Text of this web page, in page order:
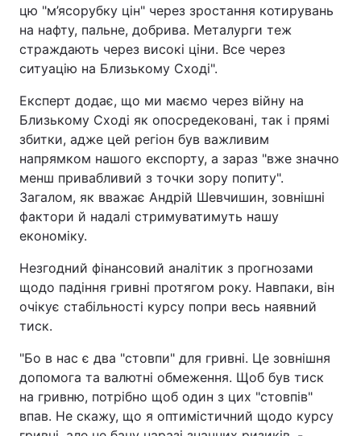
цю "м’ясорубку цін" через зростання котирувань
на нафту, пальне, добрива. Металурги теж
страждають через високі ціни. Все через
ситуацію на Близькому Сході".
Експерт додає, що ми маємо через війну на
Близькому Сході як опосредековані, так і прямі
збитки, адже цей регіон був важливим
напрямком нашого експорту, а зараз "вже значно
менш привабливий з точки зору попиту".
Загалом, як вважає Андрій Шевчишин, зовнішні
фактори й надалі стримуватимуть нашу
економіку.
Незгодний фінансовий аналітик з прогнозами
щодо падіння гривні протягом року. Навпаки, він
очікує стабільності курсу попри весь наявний
тиск.
"Бо в нас є два "стовпи" для гривні. Це зовнішня
допомога та валютні обмеження. Щоб був тиск
на гривню, потрібно щоб один з цих "стовпів"
впав. Не скажу, що я оптимістичний щодо курсу